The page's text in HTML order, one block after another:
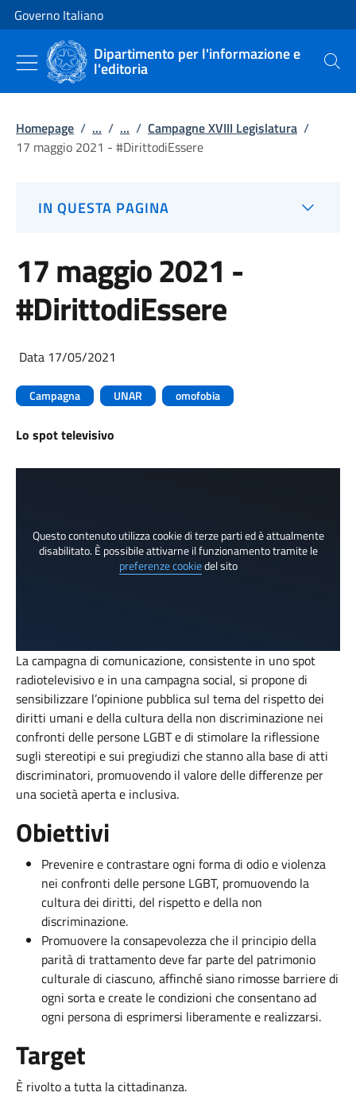
Vai al contenuto
Vai alla navigazione del sito
Governo Italiano
Dipartimento per l'informazione e
l'editoria Cerca
Homepage / ... / ... / Campagne XVIII Legislatura /
17 maggio 2021 - #DirittodiEssere
IN QUESTA PAGINA
17 maggio 2021 -
#DirittodiEssere
Data 17/05/2021
Campagna UNAR omofobia
Lo spot televisivo
Questo contenuto utilizza cookie di terze parti ed è attualmente
disabilitato. È possibile attivarne il funzionamento tramite le
preferenze cookiedel sito
La campagna di comunicazione, consistente in uno spot
radiotelevisivo e in una campagna social, si propone di
sensibilizzare l’opinione pubblica sul tema del rispetto dei
diritti umani e della cultura della non discriminazione nei
confronti delle persone LGBT e di stimolare la riflessione
sugli stereotipi e sui pregiudizi che stanno alla base di atti
discriminatori, promuovendo il valore delle differenze per
una società aperta e inclusiva.
Obiettivi
Prevenire e contrastare ogni forma di odio e violenza
nei confronti delle persone LGBT, promuovendo la
cultura dei diritti, del rispetto e della non
discriminazione.
Promuovere la consapevolezza che il principio della
parità di trattamento deve far parte del patrimonio
culturale di ciascuno, affinché siano rimosse barriere di
ogni sorta e create le condizioni che consentano ad
ogni persona di esprimersi liberamente e realizzarsi.
Target
È rivolto a tutta la cittadinanza.